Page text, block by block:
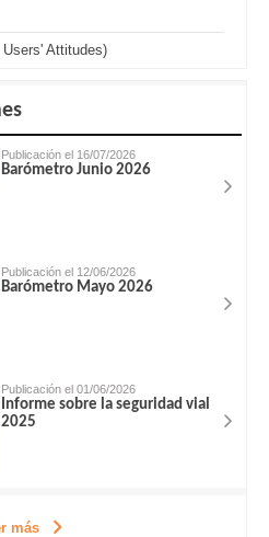
Attitudes)
Publicación el 16/07/2026
Barómetro Junio 2026
Publicación el 12/06/2026
Barómetro Mayo 2026
Publicación el 01/06/2026
Informe sobre la seguridad vial
2025
más